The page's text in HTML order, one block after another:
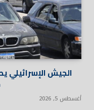
الجيش الإسرائيلي
أغسطس 5, 2026